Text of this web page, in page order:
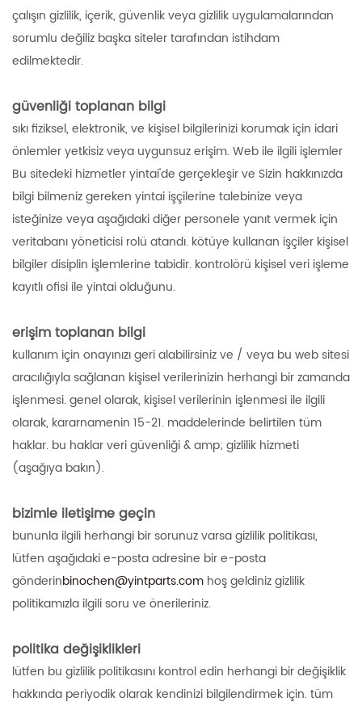
çalışın gizlilik, içerik, güvenlik veya gizlilik uygulamalarından
sorumlu değiliz başka siteler tarafından istihdam
edilmektedir.
güvenliği toplanan bilgi
sıkı fiziksel, elektronik, ve kişisel bilgilerinizi korumak için idari
önlemler yetkisiz veya uygunsuz erişim. Web ile ilgili işlemler
Bu sitedeki hizmetler yintai'de gerçekleşir ve Sizin hakkınızda
bilgi bilmeniz gereken yintai işçilerine talebinize veya
isteğinize veya aşağıdaki diğer personele yanıt vermek için
veritabanı yöneticisi rolü atandı. kötüye kullanan işçiler kişisel
bilgiler disiplin işlemlerine tabidir. kontrolörü kişisel veri işleme
kayıtlı ofisi ile yintai olduğunu.
erişim toplanan bilgi
kullanım için onayınızı geri alabilirsiniz ve / veya bu web sitesi
aracılığıyla sağlanan kişisel verilerinizin herhangi bir zamanda
işlenmesi. genel olarak, kişisel verilerinin işlenmesi ile ilgili
olarak, kararnamenin 15-21. maddelerinde belirtilen tüm
haklar. bu haklar veri güvenliği & amp; gizlilik hizmeti
(aşağıya bakın).
bizimle iletişime geçin
bununla ilgili herhangi bir sorunuz varsa gizlilik politikası,
lütfen aşağıdaki e-posta adresine bir e-posta
gönderinbinochen@yintparts.com hoş geldiniz gizlilik
politikamızla ilgili soru ve önerileriniz.
politika değişiklikleri
lütfen bu gizlilik politikasını kontrol edin herhangi bir değişiklik
hakkında periyodik olarak kendinizi bilgilendirmek için. tüm